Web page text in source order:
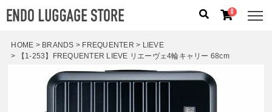
ー/機内持込
0
HOME BRANDS FREQUENTER
LIEVE
【1-253】FREQUENTER LIEVE リエーヴェ4輪キャリー 68cm